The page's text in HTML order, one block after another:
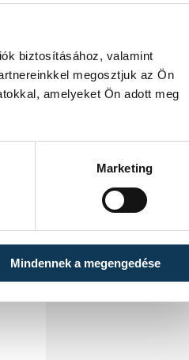
biztosításához, valamint
megosztjuk az Ön
amelyeket Ön adott meg
Marketing
Mindennek a megengedése
Feloldották
tilalmat a
Helikon
Újra nyitva a
mérések szerint